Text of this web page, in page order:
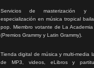
Servicios de masterización y
especialización en música tropical
pop. Miembro votante de La
(Premios Grammy y Latin Grammy).
Tienda digital de música y multi-media
de MP3, videos, eLibros y